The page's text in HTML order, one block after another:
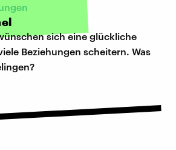
sich eine glückliche
Beziehungen scheitern. Was